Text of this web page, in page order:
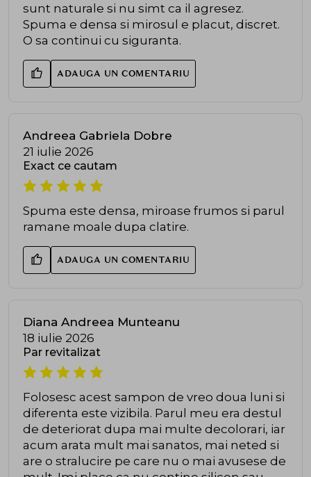
sunt naturale si nu simt ca il agresez.
Spuma e densa si mirosul e placut, discret.
O sa continui cu siguranta.
ADAUGA UN COMENTARIU
Andreea Gabriela Dobre
21 iulie 2026
Exact ce cautam
Spuma este densa, miroase frumos si parul
ramane moale dupa clatire.
ADAUGA UN COMENTARIU
Diana Andreea Munteanu
18 iulie 2026
Par revitalizat
Folosesc acest sampon de vreo doua luni si
diferenta este vizibila. Parul meu era destul
de deteriorat dupa mai multe decolorari, iar
acum arata mult mai sanatos, mai neted si
are o stralucire pe care nu o mai avusese de